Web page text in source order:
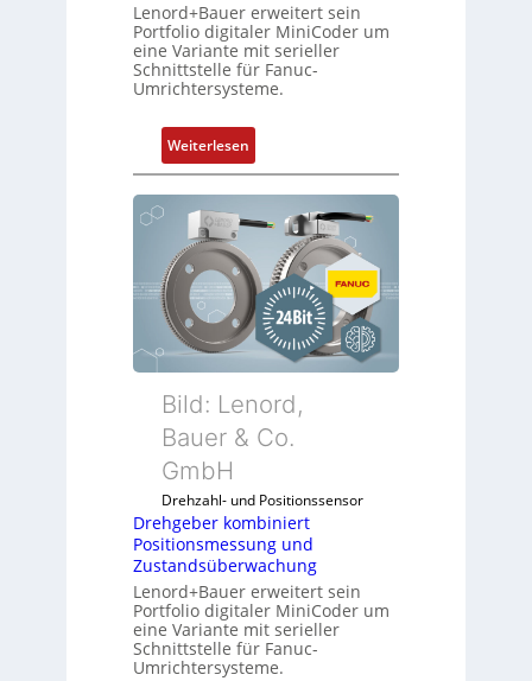
Lenord+Bauer erweitert sein
Portfolio digitaler MiniCoder um
eine Variante mit serieller
Schnittstelle für Fanuc-
Umrichtersysteme.
Weiterlesen:
D
r
e
g
e
b
e
r
k
o
m
i
n
i
e
r
t
P
o
Bild: Lenord,
Bauer & Co.
GmbH
Drehzahl- und Positionssensor
Drehgeber kombiniert
Positionsmessung und
Zustandsüberwachung
Lenord+Bauer erweitert sein
Portfolio digitaler MiniCoder um
eine Variante mit serieller
Schnittstelle für Fanuc-
Umrichtersysteme.